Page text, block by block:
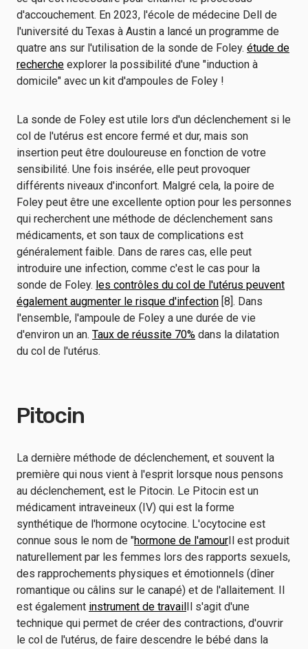
d'accouchement. En 2023, l'école de médecine Dell de
l'université du Texas à Austin a lancé un programme de
quatre ans sur l'utilisation de la sonde de Foley. étude de
recherche explorer la possibilité d'une "induction à
domicile" avec un kit d'ampoules de Foley !
La sonde de Foley est utile lors d'un déclenchement si le
col de l'utérus est encore fermé et dur, mais son
insertion peut être douloureuse en fonction de votre
sensibilité. Une fois insérée, elle peut provoquer
différents niveaux d'inconfort. Malgré cela, la poire de
Foley peut être une excellente option pour les personnes
qui recherchent une méthode de déclenchement sans
médicaments, et son taux de complications est
généralement faible. Dans de rares cas, elle peut
introduire une infection, comme c'est le cas pour la
sonde de Foley. les contrôles du col de l'utérus peuvent
également augmenter le risque d'infection [8]. Dans
l'ensemble, l'ampoule de Foley a une durée de vie
d'environ un an. Taux de réussite 70% dans la dilatation
du col de l'utérus.
Pitocin
La dernière méthode de déclenchement, et souvent la
première qui nous vient à l'esprit lorsque nous pensons
au déclenchement, est le Pitocin. Le Pitocin est un
médicament intraveineux (IV) qui est la forme
synthétique de l'hormone ocytocine. L'ocytocine est
connue sous le nom de "hormone de l'amourIl est produit
naturellement par les femmes lors des rapports sexuels,
des rapprochements physiques et émotionnels (dîner
romantique ou câlins sur le canapé) et de l'allaitement. Il
est également instrument de travailIl s'agit d'une
technique qui permet de créer des contractions, d'ouvrir
le col de l'utérus, de faire descendre le bébé dans la